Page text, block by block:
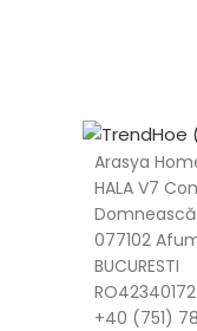
Arasya
HALA V7
077102
BUCURESTI
RO42340172
+40 (751)